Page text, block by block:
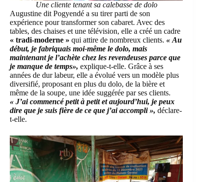
Une cliente tenant sa calebasse de dolo
Augustine dit Pogyendé a su tirer parti de son
expérience pour transformer son cabaret. Avec des
tables, des chaises et une télévision, elle a créé un cadre
« tradi-moderne » qui attire de nombreux clients. « Au
début, je fabriquais moi-même le dolo, mais
maintenant je l’achète chez les revendeuses parce que
je manque de temps», explique-t-elle. Grâce à ses
années de dur labeur, elle a évolué vers un modèle plus
diversifié, proposant en plus du dolo, de la bière et
même de la soupe, une idée suggérée par ses clients.
« J’ai commencé petit à petit et aujourd’hui, je peux
dire que je suis fière de ce que j’ai accompli », déclare-
t-elle.